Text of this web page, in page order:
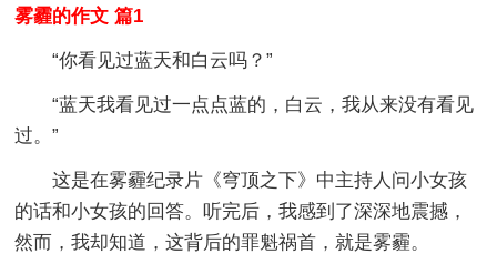
雾霾的作文 篇1
“你看见过蓝天和白云吗？”
“蓝天我看见过一点点蓝的，白云，我从来没有看见
过。”
这是在雾霾纪录片《穹顶之下》中主持人问小女孩
的话和小女孩的回答。听完后，我感到了深深地震撼，
然而，我却知道，这背后的罪魁祸首，就是雾霾。